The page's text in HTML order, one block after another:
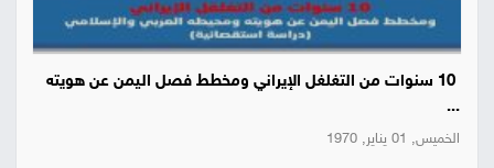
10 سنوات من التغلغل الإيراني ومخطط فصل اليمن عن هويته
...
الخميس, 01 يناير, 1970